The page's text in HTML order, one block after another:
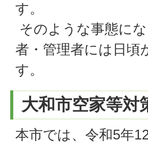
す。
そのような事態に
者・管理者には日頃
す。
大和市空家等対
本市では、令和5年